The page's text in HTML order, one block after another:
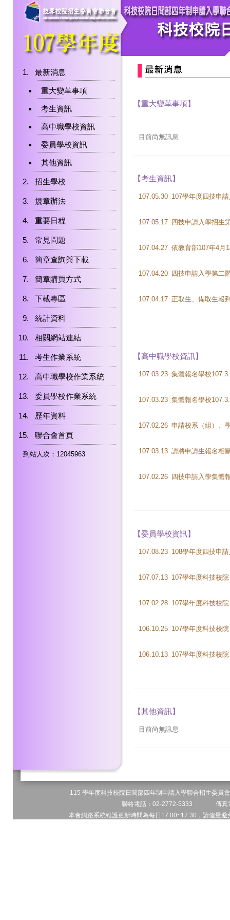
最新消息
重大變革事項
考生資訊
高中職學校資訊
委員學校資訊
其他資訊
招生學校
規章辦法
重要日程
常見問題
簡章查詢與下載
簡章購買方式
下載專區
統計資料
相關網站連結
考生作業系統
高中職學校作業系統
委員學校作業系統
歷年資料
聯合會首頁
到站人次：12045963
【重大變革事項】
目前尚無訊息
【考生資訊】
107.05.30
107.05.17 四技申請入學招生
107.04.27
107.04.20 四技申請入學第二
107.04.17 正取生、備取生報
【高中職學校資訊】
107.03.23
107.03.23
107.02.26 申請校系（組）、
107.03.13 請將申請生報名相
107.02.26 四技申請入學集體
【委員學校資訊】
107.08.23
107.07.13
107.02.28
106.10.25
106.10.13 107學年度科技校
【其他資訊】
目前尚無訊息
115 學年度科技校院日間部四年制申請入學聯合招生委
聯絡電話：02-2772-5333 傳
本會網路系統維護更新時間為每日17:00~17:30，請儘量